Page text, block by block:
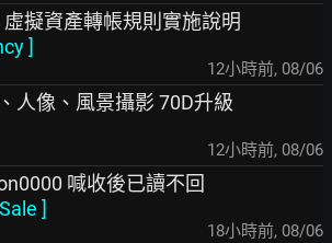
虛擬資產轉帳規則實施說明
]
12小時前, 08/06
人像、風景攝影 70D升級
12小時前, 08/06
喊收後已讀不回
]
18小時前, 08/06